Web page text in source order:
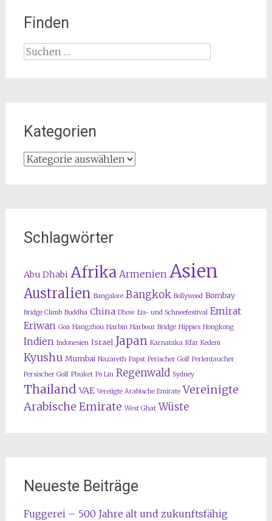
Finden
Suchen
Kategorien
Kategorien
Schlagwörter
Abu Dhabi Afrika Armenien Asien
Australien Bangalore Bangkok Bollywood Bombay
Bridge Climb Buddha China Dhow Eis- und Schneefestival Emirat
Eriwan Goa Hangzhou Harbin Harbour Bridge Hippies Hongkong
Indien Indonesien Israel Japan Karnataka Kfar Kedem
Kyushu Mumbai Nazareth Papst Perischer Golf Perlentaucher
Persischer Golf Phuket Po Lin Regenwald Sydney
Thailand VAE Vereiigte Arabische Emirate Vereinigte
Arabische Emirate West Ghat Wüste
Neueste Beiträge
Fuggerei – 500 Jahre alt und zukunftsfähig